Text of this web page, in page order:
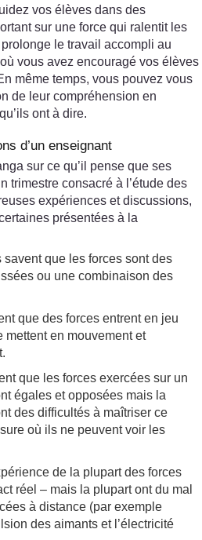
vos élèves dans des
sur une force qui ralentit les
le travail accompli au
vous avez encouragé vos élèves
même temps, vous pouvez vous
de leur compréhension en
ont à dire.
d’un enseignant
sur ce qu’il pense que ses
trimestre consacré à l’étude des
expériences et discussions,
présentées à la
savent que les forces sont des
ou une combinaison des
que des forces entrent en jeu
mettent en mouvement et
que les forces exercées sur un
égales et opposées mais la
des difficultés à maîtriser ce
où ils ne peuvent voir les
de la plupart des forces
réel – mais la plupart ont du mal
à distance (par exemple
des aimants et l’électricité